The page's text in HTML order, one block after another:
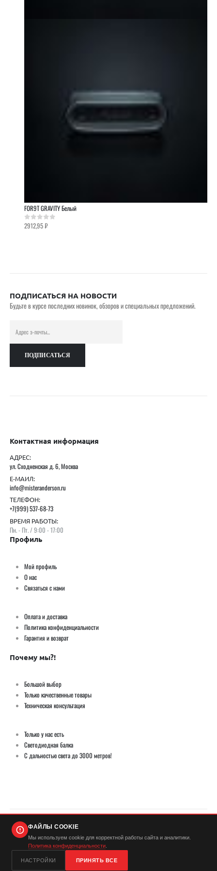
FOR9T GRAVITY Белый
0out of 5
2912,95₽
ПОДПИСАТЬСЯ НА НОВОСТИ
Будьте в курсе последних новинок, обзоров и специальных предложений.
Контактная информация
АДРЕС:
ул. Сходненская д. 6, Москва
Е-МАИЛ:
info@misteranderson.ru
ТЕЛЕФОН:
+7(999) 537-68-73
ВРЕМЯ РАБОТЫ:
Пн. - Пт. / 9:00 - 17:00
Профиль
Мой профиль
О нас
Связаться с нами
Оплата и доставка
Политика конфиденциальности
Гарантия и возврат
Почему мы?!
Большой выбор
Только качественные товары
Техническая консультация
Только у нас есть
Светодиодная балка
С дальностью света до 3000 метров!
© Демич ИП (ИНН 501724446420) / Мистер Андерсон 2026. Все права защищены
...
ФАЙЛЫ COOKIE
Мы используем cookie для корректной работы сайта и аналитики.
Политика конфиденциальности
НАСТРОЙКИ ПРИНЯТЬ ВСЕ